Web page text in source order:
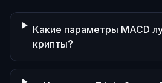
Какие параметры MACD
крипты?